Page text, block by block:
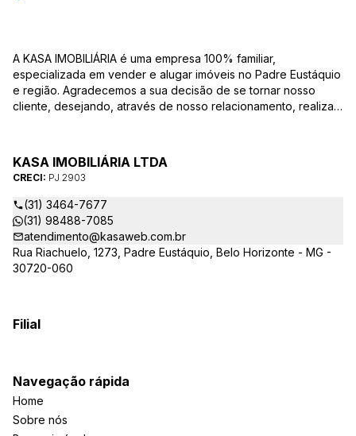
A KASA IMOBILIÁRIA é uma empresa 100% familiar,
especializada em vender e alugar imóveis no Padre Eustáquio
e região. Agradecemos a sua decisão de se tornar nosso
cliente, desejando, através de nosso relacionamento, realizar
uma equipe altamente qualificada e com a experiência de
quem atua há mais de 30 anos na região, desde de 1984,
destacamos alguns diferenciais importantes para o sucesso
dessa parceria.
KASA IMOBILIÁRIA LTDA
CRECI: PJ 2903
(31) 3464-7677
(31) 98488-7085
atendimento@kasaweb.com.br
Rua Riachuelo, 1273, Padre Eustáquio, Belo Horizonte - MG -
30720-060
Filial
Navegação rápida
Home
Sobre nós